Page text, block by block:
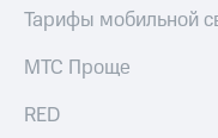
Тарифы мобильной
МТС Проще
RED